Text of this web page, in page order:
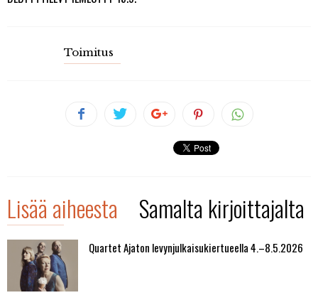
Toimitus
Lisää aiheesta Samalta kirjoittajalta
Quartet Ajaton levynjulkaisukiertueella 4.–8.5.2026